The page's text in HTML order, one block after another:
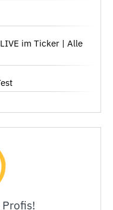
im Ticker | Alle